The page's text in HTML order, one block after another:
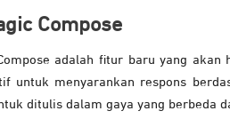
Compose
adalah fitur baru yang akan
untuk menyarankan respons
ditulis dalam gaya yang berbeda